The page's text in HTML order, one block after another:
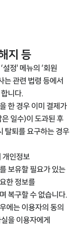
지 등
정' 메뉴의 ‘회원
는 관련 법령 등에서
니다.
한 경우 이미 결제가
일수)이 도과된 후
탈퇴를 요구하는 경우
개인정보
보유할 필요가 있는
한 정보를
복구할 수 없습니다.
에는 이용자의 동의
을 이용자에게